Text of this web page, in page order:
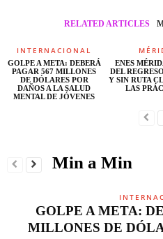
RELATED ARTICLES
INTERNACIONAL
GOLPE A META: DEBERÁ
PAGAR 567 MILLONES
DE DÓLARES POR
DAÑOS A LA SALUD
MENTAL DE JÓVENES
ENES
DEL
Y SIN RUTA
LAS
Min a Min
GOLPE A META:
MILLONES DE